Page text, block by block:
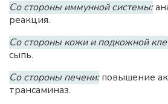
Со стороны иммунной системы:
реакция.
Со стороны кожи и подкожной
сыпь.
Со стороны печени:повышение
трансаминаз.